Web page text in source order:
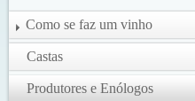
Como se faz um vinho
Castas
Produtores e Enólogos